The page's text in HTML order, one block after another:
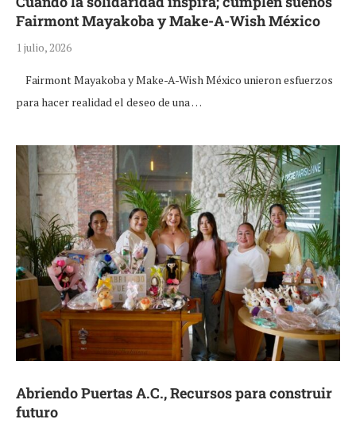
Fairmont Mayakoba y Make-A-Wish México
1 julio, 2026
Fairmont Mayakoba y Make-A-Wish México unieron esfuerzos
para hacer realidad el deseo de una …
Abriendo Puertas A.C., Recursos para construir
futuro